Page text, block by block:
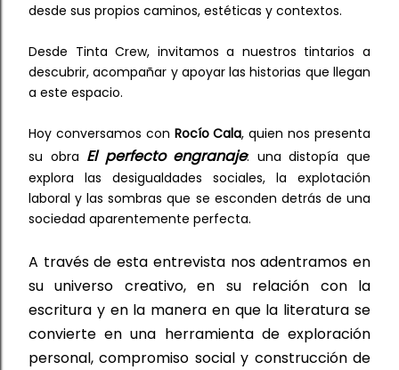
desde sus propios caminos, estéticas y contextos.
Desde Tinta Crew, invitamos a nuestros tintarios a
descubrir, acompañar y apoyar las historias que llegan
a este espacio.
Hoy conversamos con Rocío Cala, quien nos presenta
su obra El perfecto engranaje: una distopía que
explora las desigualdades sociales, la explotación
laboral y las sombras que se esconden detrás de una
sociedad aparentemente perfecta.
A través de esta entrevista nos adentramos en
su universo creativo, en su relación con la
escritura y en la manera en que la literatura se
convierte en una herramienta de exploración
personal, compromiso social y construcción de